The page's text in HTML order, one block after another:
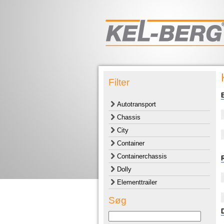
Filter
Autotransport
Chassis
City
Container
Containerchassis
Dolly
Elementtrailer
Søg